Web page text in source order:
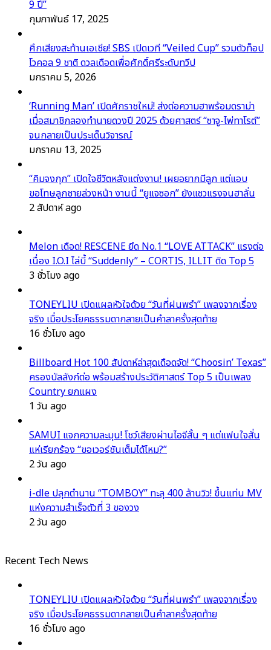
9 ปี”
กุมภาพันธ์ 17, 2025
ศึกเสียงสะท้านเอเชีย! SBS เปิดเวที “Veiled Cup” รวมตัวท็อป
โวคอล 9 ชาติ ดวลเดือดเพื่อศักดิ์ศรีระดับทวีป
มกราคม 5, 2026
‘Running Man’ เปิดศักราชใหม่! ส่งต่อความฮาพร้อมดราม่า
เมื่อสมาชิกลองทำนายดวงปี 2025 ด้วยศาสตร์ “ซาจู-ไพ่ทาโรต์”
จนกลายเป็นประเด็นวิจารณ์
มกราคม 13, 2025
“คิมจงกุก” เปิดใจชีวิตหลังแต่งงาน! เผยอยากมีลูก แต่แอบ
ขอโทษลูกชายล่วงหน้า งานนี้ “ยูแจซอก” ยังแซวแรงจนฮาลั่น
2 สัปดาห์ ago
Melon เดือด! RESCENE ยึด No.1 “LOVE ATTACK” แรงต่อ
เนื่อง I.O.I ไล่บี้ “Suddenly” – CORTIS, ILLIT ติด Top 5
3 ชั่วโมง ago
TONEYLIU เปิดแผลหัวใจด้วย “วันที่ฝนพรำ” เพลงจากเรื่อง
จริง เมื่อประโยคธรรมดากลายเป็นคำลาครั้งสุดท้าย
16 ชั่วโมง ago
Billboard Hot 100 สัปดาห์ล่าสุดเดือดจัด! “Choosin’ Texas”
ครองบัลลังก์ต่อ พร้อมสร้างประวัติศาสตร์ Top 5 เป็นเพลง
Country ยกแผง
1 วัน ago
SAMUI แจกความละมุน! โชว์เสียงผ่านไอจีสั้น ๆ แต่แฟนใจสั่น
แห่เรียกร้อง “ขอเวอร์ชันเต็มได้ไหม?”
2 วัน ago
i-dle ปลุกตำนาน “TOMBOY” ทะลุ 400 ล้านวิว! ขึ้นแท่น MV
แห่งความสำเร็จตัวที่ 3 ของวง
2 วัน ago
Recent Tech News
TONEYLIU เปิดแผลหัวใจด้วย “วันที่ฝนพรำ” เพลงจากเรื่อง
จริง เมื่อประโยคธรรมดากลายเป็นคำลาครั้งสุดท้าย
16 ชั่วโมง ago